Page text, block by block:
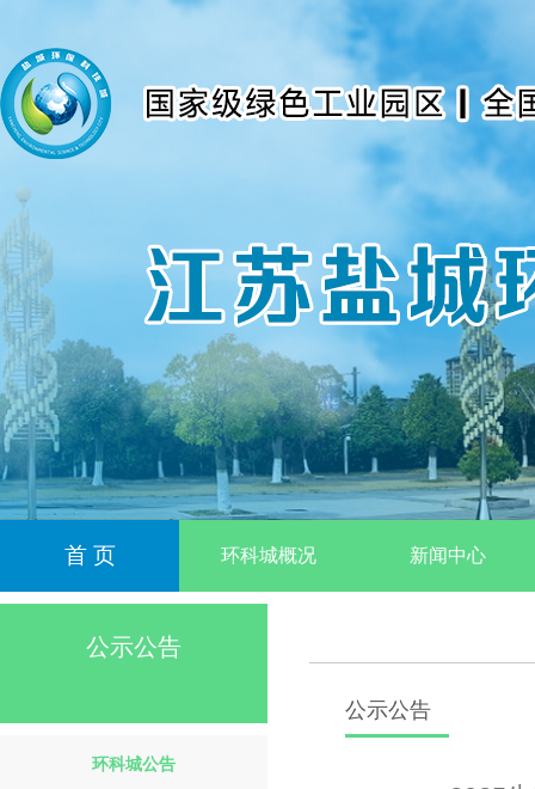
首 页 环科城概况 新闻中心
公示公告
环科城公告
公示公告